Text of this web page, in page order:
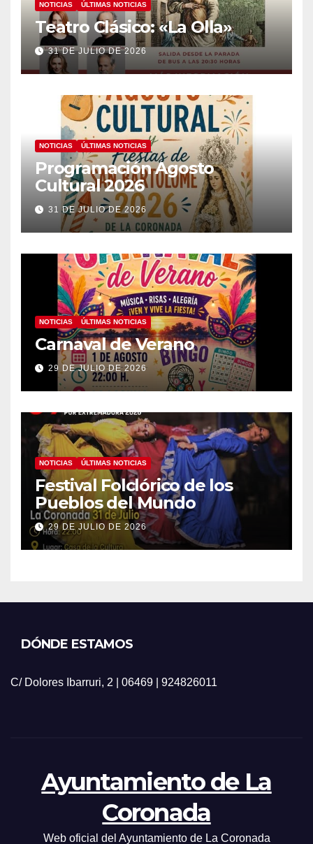
NOTICIAS ÚLTIMAS NOTICIAS
Teatro Clásico: «La Olla»
31 DE JULIO DE 2026
NOTICIAS ÚLTIMAS NOTICIAS
Programación Agosto
Cultural 2026
31 DE JULIO DE 2026
NOTICIAS ÚLTIMAS NOTICIAS
Carnaval de Verano
29 DE JULIO DE 2026
NOTICIAS ÚLTIMAS NOTICIAS
Festival Folclórico de los
Pueblos del Mundo
29 DE JULIO DE 2026
DÓNDE ESTAMOS
C/ Dolores Ibarruri, 2 | 06469 | 924826011
Ayuntamiento de La
Coronada
Web oficial del Ayuntamiento de La Coronada